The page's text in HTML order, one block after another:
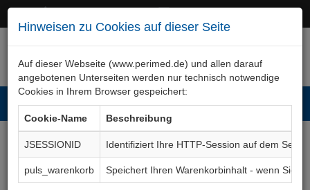
Hinweisen zu Cookies auf dieser Seite
Auf dieser Webseite (www.perimed.de) und allen darauf
angebotenen Unterseiten werden nur technisch notwendige
Cookies in Ihrem Browser gespeichert:
Cookie-Name
Beschreibung
JSESSIONID
Identifiziert Ihre HTTP-Session auf dem Server
puls_warenkorb
Speichert Ihren Warenkorbinhalt - wenn Sie
COVID-19-Impfung III -